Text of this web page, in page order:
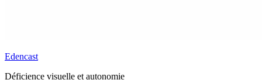
Edencast
Déficience visuelle et autonomie